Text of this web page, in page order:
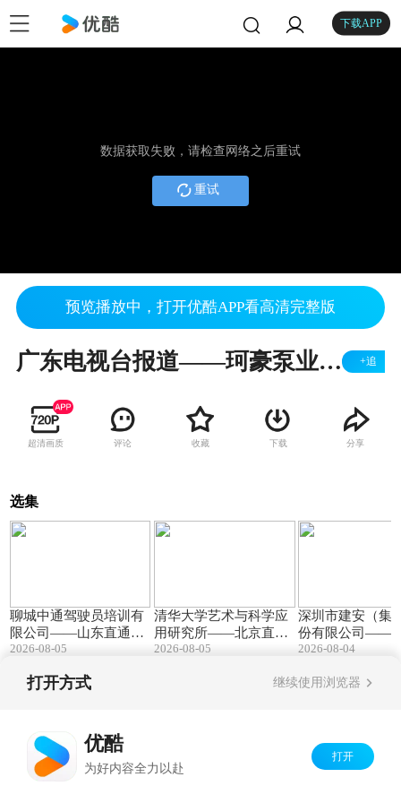
下载APP
数据获取失败，请检查网络之后重试
重试
预览播放中，打开优酷APP看高清完整版
广东电视台报道——珂豪泵业亮相上海宝马展，卓越品质引领国际市场 +追
超清画质 评论 收藏 下载 分享
选集
聊城中通驾驶员培训有
限公司——山东直通车
发布山东电视台播出
2026-08-05
清华大学艺术与科学应
用研究所——北京直通
车发布北京电视台播出
2026-08-05
深圳市建安（集
份有限公司——
焦点发布广东电
2026-08-04
打开方式 继续使用浏览器
优酷
为好内容全力以赴
打开